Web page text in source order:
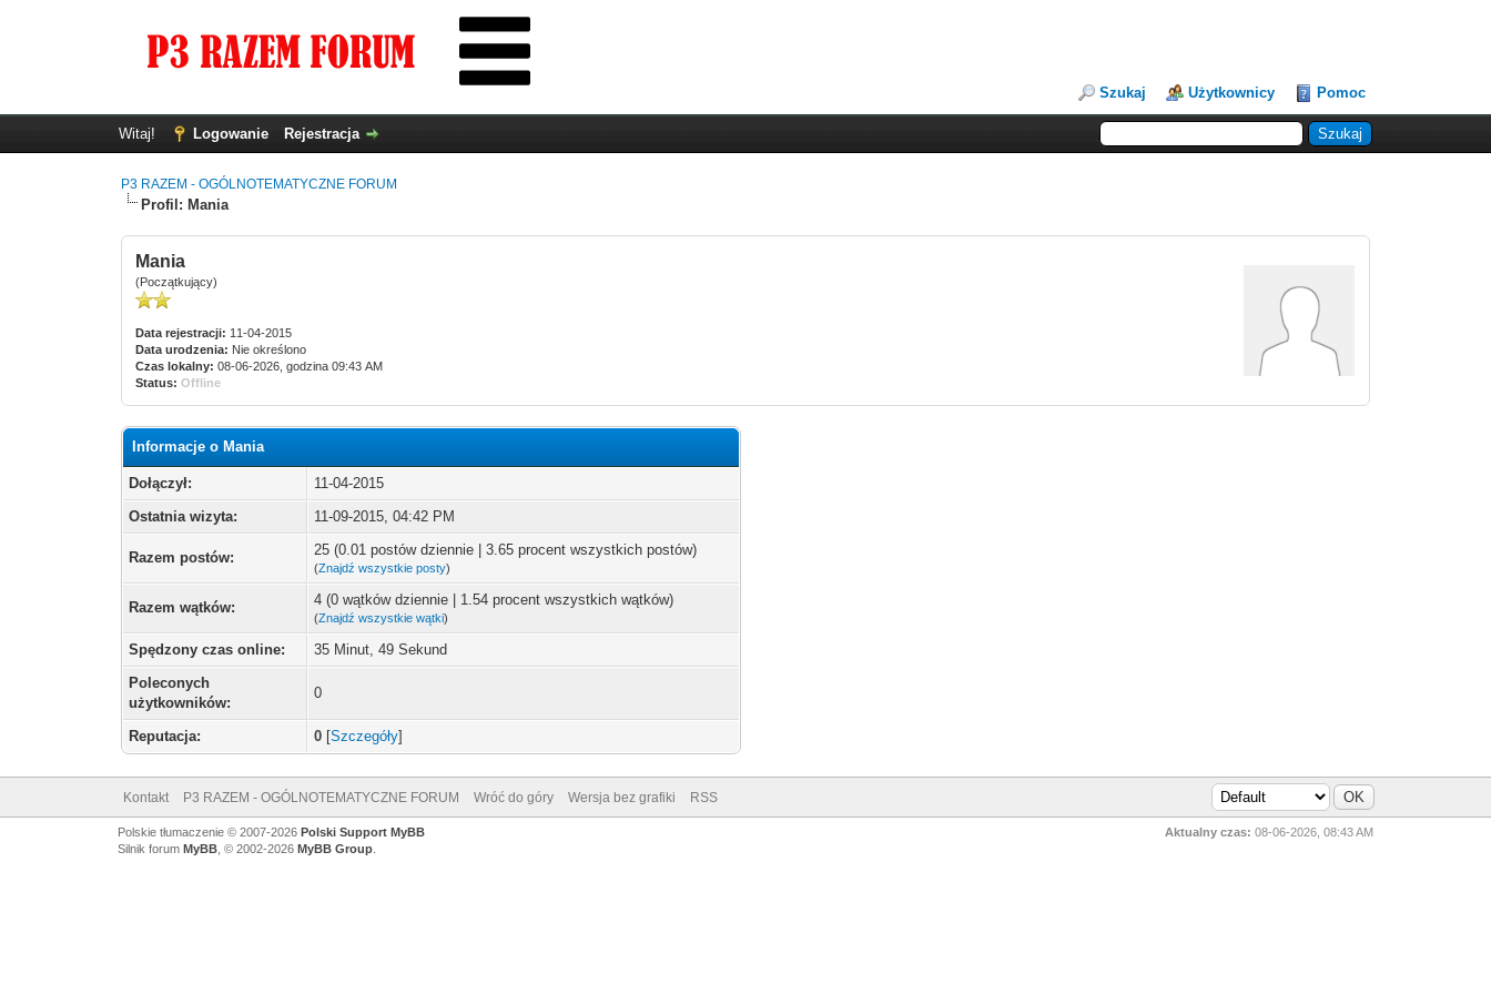
Szukaj Użytkownicy Pomoc
Witaj! Logowanie Rejestracja
P3 RAZEM - OGÓLNOTEMATYCZNE FORUM
Profil: Mania
Mania
(Początkujący)
Data rejestracji: 11-04-2015
Data urodzenia: Nie określono
Czas lokalny: 08-06-2026, godzina 09:43 AM
Status: Offline
Informacje o Mania
Dołączył:
11-04-2015
Ostatnia wizyta:
11-09-2015, 04:42 PM
Razem postów: 25 (0.01 postów dziennie | 3.65 procent wszystkich postów)
(Znajdź wszystkie posty)
Razem wątków: 4 (0 wątków dziennie | 1.54 procent wszystkich wątków)
(Znajdź wszystkie wątki)
Spędzony czas online:
35 Minut, 49 Sekund
Poleconych
użytkowników:
0
Reputacja: 0 [Szczegóły]
Kontakt P3 RAZEM - OGÓLNOTEMATYCZNE FORUM Wróć do góry Wersja bez grafiki RSS
Aktualny czas: 08-06-2026, 08:43 AM
Polskie tłumaczenie © 2007-2026 Polski Support MyBB
Silnik forum MyBB, © 2002-2026 MyBB Group.